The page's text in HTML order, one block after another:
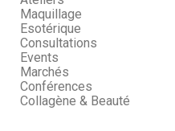
Maquillage
Esotérique
Consultations
Events
Marchés
Conférences
Collagène & Beauté